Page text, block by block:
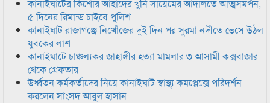
কানাইঘাটের কিশোর আহাদের খুনি সায়েমের আদালতে আত্মসমর্পন,
৫ দিনের রিমান্ড চাইবে পুলিশ
কানাইঘাট রাজাগঞ্জে নিখোঁজের দুই দিন পর সুরমা নদীতে ভেসে উঠল
যুবকের লাশ
কানাইঘাটে চাঞ্চল্যকর জাহাঙ্গীর হত্যা মামলার ৩ আসামী কক্সবাজার
থেকে গ্রেফতার
উর্ধ্বতন কর্মকর্তাদের নিয়ে কানাইঘাট স্বাস্থ্য কমপ্লেক্সে পরিদর্শন
করলেন সাংসদ আবুল হাসান